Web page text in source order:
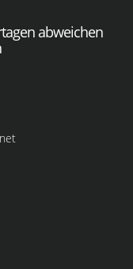
abweichen